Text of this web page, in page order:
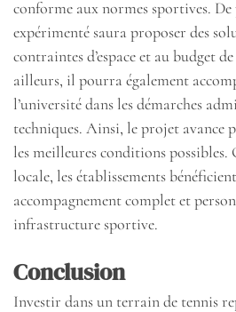
conforme aux normes sportives.
expérimenté saura proposer des
contraintes d’espace et au budget
ailleurs, il pourra également
l’université dans les démarches
techniques. Ainsi, le projet avance
les meilleures conditions possibles.
locale, les établissements
accompagnement complet et
infrastructure sportive.
Conclusion
Investir dans un terrain de tennis